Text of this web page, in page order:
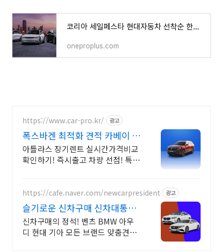
코리아 세일페스타 현대자동차 선착순 한정 최대 600만원 할인
oneproplus.com
https://www.car-pro.kr/ 광고
폭스바겐 최적화 견적 카베이 폭
스바겐 특가차량 무료견적
아틀라스 장기렌트 실시간가격비교
확인하기! 즉시출고 차량 선점! 특가
출고 선점하세요.
https://cafe.naver.com/newcarpresident 광고
슬기로운 신차구매 신차대통령
장기렌트 리스 저렴한 견적
신차구매의 정석! 벤츠 BMW 아우
디 현대 기아 모든 브랜드 맞춤견적